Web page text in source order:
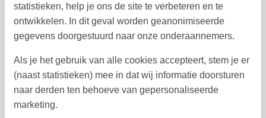
46 9 10 11 12 13 14
47 16 17 18 19 20 21 22
48 23 24 25 26 27 28 29
statistieken, help je ons de site te verbeteren en te
ontwikkelen. In dit geval worden geanonimiseerde
gegevens doorgestuurd naar onze onderaannemers.
Als je het gebruik van alle cookies accepteert, stem je er
(naast statistieken) mee in dat wij informatie doorsturen
naar derden ten behoeve van gepersonaliseerde
marketing.